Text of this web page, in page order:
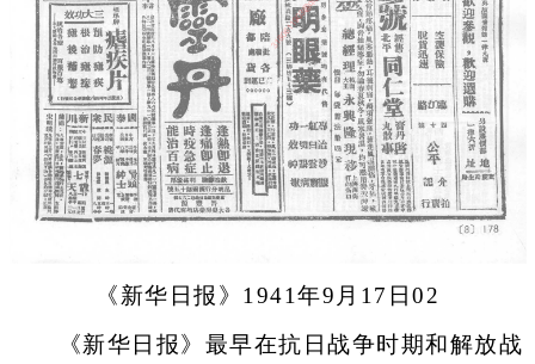
《新华日报》1941年9月17日02
《新华日报》最早在抗日战争时期和解放战